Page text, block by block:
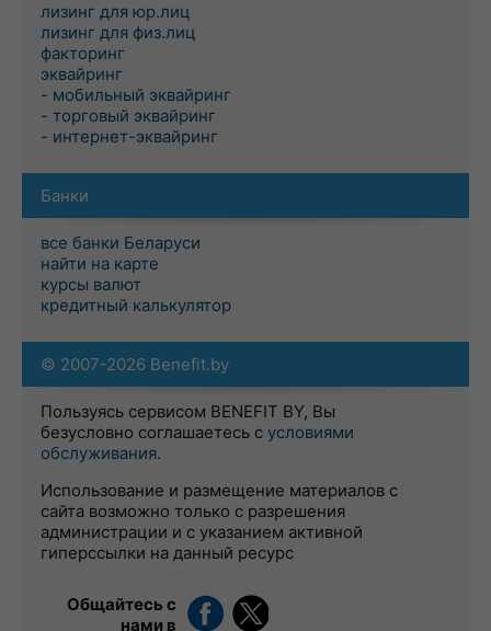
лизинг для юр.лиц
лизинг для физ.лиц
факторинг
эквайринг
- мобильный эквайринг
- торговый эквайринг
- интернет-эквайринг
Банки
все банки Беларуси
найти на карте
курсы валют
кредитный калькулятор
© 2007-2026 Benefit.by
Пользуясь сервисом BENEFIT BY, Вы
безусловно соглашаетесь с условиями
обслуживания.
Использование и размещение материалов с
сайта возможно только с разрешения
администрации и с указанием активной
гиперссылки на данный ресурс
Общайтесь с
нами в